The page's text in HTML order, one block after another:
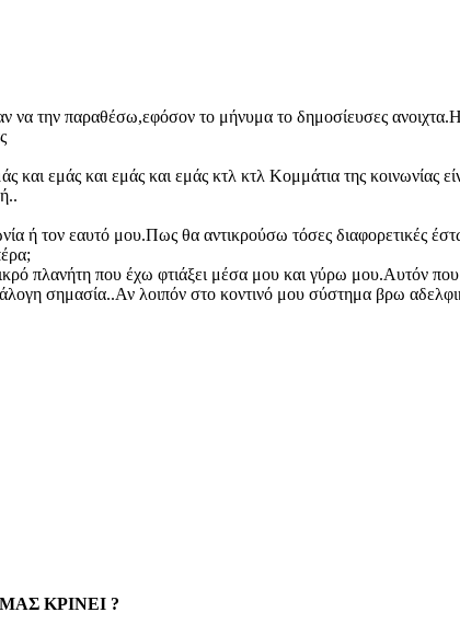
να την παραθέσω,εφόσον το μήνυμα το δημοσίευσες
και εμάς και εμάς και εμάς κτλ κτλ Κομμάτια της κοινωνίας
ή τον εαυτό μου.Πως θα αντικρούσω τόσες διαφορετικές
πλανήτη που έχω φτιάξει μέσα μου και γύρω μου.Αυτόν που
σημασία..Αν λοιπόν στο κοντινό μου σύστημα βρω
ΚΡΙΝΕΙ ?